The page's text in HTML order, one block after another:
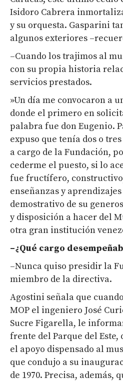
Isidoro Cabrera
y su orquesta. Gasparini
algunos exteriores
–Cuando los trajimos al
con su propia historia
servicios prestados.
»Un día me convocaron a
donde el primero en
palabra fue don Eugenio.
expuso que tenía dos o
a cargo de la Fundación,
cederme el puesto, si lo
fue fructífero,
enseñanzas y
demostrativo de su
y disposición a hacer del
otra gran institución
–¿Qué cargo
–Nunca quiso presidir la
miembro de la directiva.
Agostini señala que
MOP el ingeniero José
Sucre Figarella, le
frente del Parque del Este,
el apoyo dispensado al
que condujo a su
de 1970. Precisa, además,